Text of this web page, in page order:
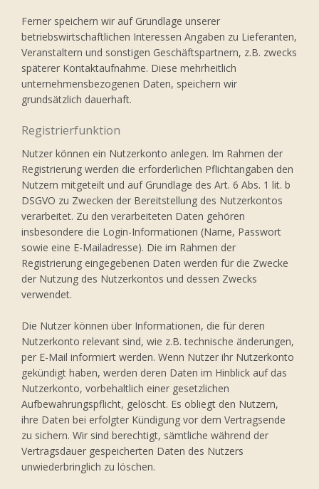
Ferner speichern wir auf Grundlage unserer
betriebswirtschaftlichen Interessen Angaben zu Lieferanten,
Veranstaltern und sonstigen Geschäftspartnern, z.B. zwecks
späterer Kontaktaufnahme. Diese mehrheitlich
unternehmensbezogenen Daten, speichern wir
grundsätzlich dauerhaft.
Registrierfunktion
Nutzer können ein Nutzerkonto anlegen. Im Rahmen der
Registrierung werden die erforderlichen Pflichtangaben den
Nutzern mitgeteilt und auf Grundlage des Art. 6 Abs. 1 lit. b
DSGVO zu Zwecken der Bereitstellung des Nutzerkontos
verarbeitet. Zu den verarbeiteten Daten gehören
insbesondere die Login-Informationen (Name, Passwort
sowie eine E-Mailadresse). Die im Rahmen der
Registrierung eingegebenen Daten werden für die Zwecke
der Nutzung des Nutzerkontos und dessen Zwecks
verwendet.
Die Nutzer können über Informationen, die für deren
Nutzerkonto relevant sind, wie z.B. technische änderungen,
per E-Mail informiert werden. Wenn Nutzer ihr Nutzerkonto
gekündigt haben, werden deren Daten im Hinblick auf das
Nutzerkonto, vorbehaltlich einer gesetzlichen
Aufbewahrungspflicht, gelöscht. Es obliegt den Nutzern,
ihre Daten bei erfolgter Kündigung vor dem Vertragsende
zu sichern. Wir sind berechtigt, sämtliche während der
Vertragsdauer gespeicherten Daten des Nutzers
unwiederbringlich zu löschen.